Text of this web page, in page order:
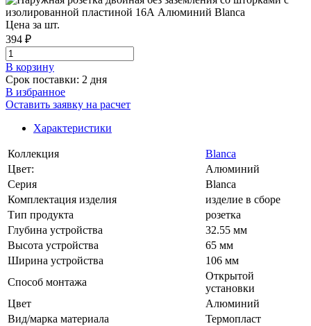
Цена за шт.
394 ₽
В корзинy
Срок поставки: 2 дня
В избранное
Оставить заявку на расчет
Характеристики
Коллекция
Blanca
Цвет:
Алюминий
Серия
Blanca
Комплектация изделия
изделие в сборе
Тип продукта
розетка
Глубина устройства
32.55 мм
Высота устройства
65 мм
Ширина устройства
106 мм
Способ монтажа
Открытой
установки
Цвет
Алюминий
Вид/марка материала
Термопласт